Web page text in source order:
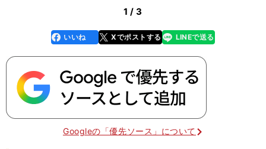
1 / 3
faceboo
k
いいね Xでポストする
line LINEで送る
Googleの「優先ソース」について